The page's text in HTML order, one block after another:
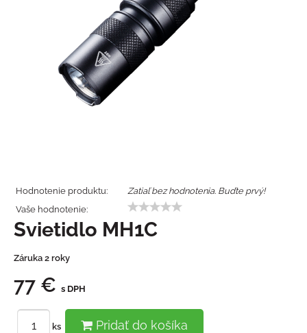
Hodnotenie produktu:
Zatiaľ bez hodnotenia. Buďte prvý!
Vaše hodnotenie:
Svietidlo MH1C
Záruka 2 roky
77 € s DPH
ks Pridať do košíka